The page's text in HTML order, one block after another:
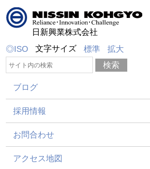
日新興業株式会社
◎ISO
文字サイズ 標準 拡大
ブログ
採用情報
お問合わせ
アクセス地図